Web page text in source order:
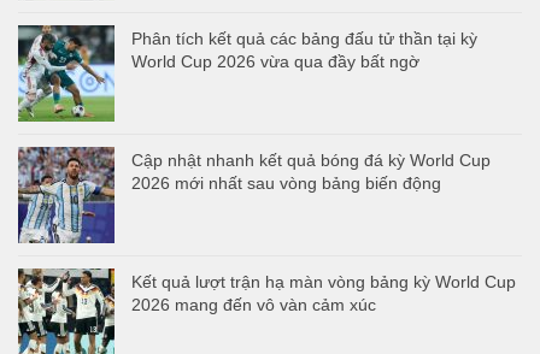
Phân tích kết quả các bảng đấu tử thần tại kỳ
World Cup 2026 vừa qua đầy bất ngờ
Cập nhật nhanh kết quả bóng đá kỳ World Cup
2026 mới nhất sau vòng bảng biến động
Kết quả lượt trận hạ màn vòng bảng kỳ World Cup
2026 mang đến vô vàn cảm xúc